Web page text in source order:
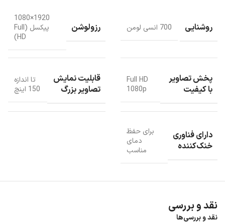
ویژگی های تصویر
ونبو T2 Max دارای روشنایی 700 انسی لومن است.
ایندستگاه T2 Max
این پروژکتور T2 Max دارای افزایش چشمگیر 80 درصدی در روشنایی
روشنایی 700 انسی لومن رزولوشن
1920×1080
پیکسل (Full
HD)
پخش تصاویر
با کیفیت
Full HD
1080p
قابلیت نمایش
تصاویر بزرگ
تا اندازه
150 اینچ
دارای فناوری
خنک‌کننده
برای حفظ
دمای
مناسب
نقد و بررسی
نقد و بررسی‌ها